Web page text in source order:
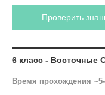
Проверить
6 класс - Восточные
Время прохождения